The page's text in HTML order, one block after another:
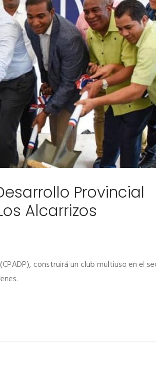
Provincial
Alcarrizos
construirá un club multiuso en el